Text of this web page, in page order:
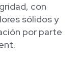
con
sólidos y
por parte